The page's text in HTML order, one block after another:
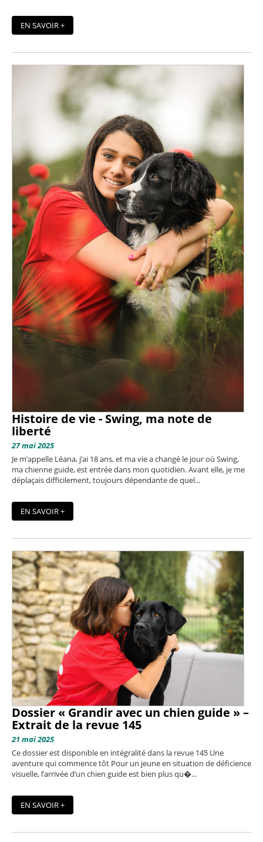
EN SAVOIR +
Histoire de vie - Swing, ma note de
liberté
27 mai 2025
Je m’appelle Léana, j’ai 18 ans, et ma vie a changé le jour où Swing,
ma chienne guide, est entrée dans mon quotidien. Avant elle, je me
déplaçais difficilement, toujours dépendante de quel...
EN SAVOIR +
Dossier « Grandir avec un chien guide » –
Extrait de la revue 145
21 mai 2025
Ce dossier est disponible en intégralité dans la revue 145 Une
aventure qui commence tôt Pour un jeune en situation de déficience
visuelle, l’arrivée d’un chien guide est bien plus qu�...
EN SAVOIR +